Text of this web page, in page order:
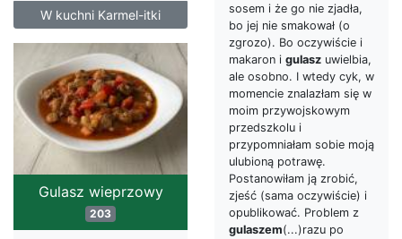
W kuchni Karmel-itki
sosem i że go nie zjadła,
bo jej nie smakował (o
zgrozo). Bo oczywiście i
makaron i gulasz uwielbia,
ale osobno. I wtedy cyk, w
momencie znalazłam się w
moim przywojskowym
przedszkolu i
przypomniałam sobie moją
ulubioną potrawę.
Postanowiłam ją zrobić,
zjeść (sama oczywiście) i
opublikować. Problem z
gulaszem(...)razu po
Gulasz wieprzowy
203